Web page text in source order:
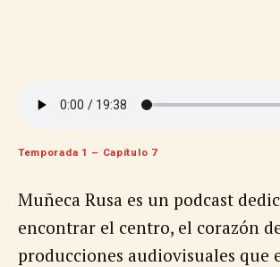
Temporada 1 – Capítulo 7
Muñeca Rusa es un podcast
encontrar el centro, el corazón
producciones audiovisuales que